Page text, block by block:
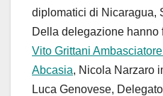
diplomatici di Nicaragua,
Della delegazione hanno
Vito Grittani
Abcasia, Nicola Narzaro
Luca Genovese,